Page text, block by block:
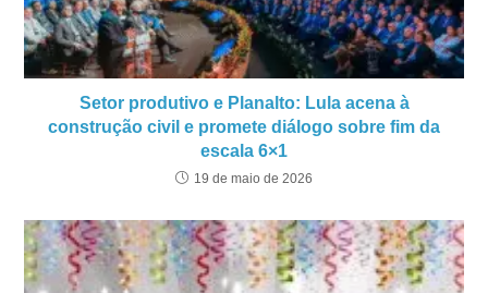
Setor produtivo e Planalto: Lula acena à
construção civil e promete diálogo sobre fim da
escala 6×1
19 de maio de 2026